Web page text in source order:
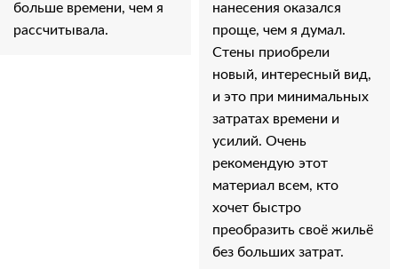
больше времени, чем я
рассчитывала.
нанесения оказался
проще, чем я думал.
Стены приобрели
новый, интересный вид,
и это при минимальных
затратах времени и
усилий. Очень
рекомендую этот
материал всем, кто
хочет быстро
преобразить своё жильё
без больших затрат.